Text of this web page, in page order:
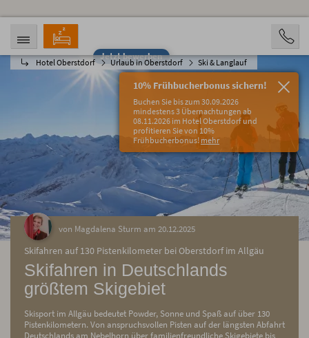
Jetzt bewerben
Hotel Oberstdorf Urlaub in Oberstdorf Ski & Langlauf
10% Frühbucherbonus sichern!
Buchen Sie bis zum 30.09.2026
mindestens 3 Übernachtungen ab
08.11.2026 im Hotel Oberstdorf und
profitieren Sie von 10%
Frühbucherbonus! mehr
ANREISE ABREISE
14.08.2026
BUCHEN
von Magdalena Sturm am 20.12.2025
Skifahren auf 130 Pistenkilometer bei Oberstdorf im Allgäu
Skifahren in Deutschlands
größtem Skigebiet
Skisport im Allgäu bedeutet Powder, Sonne und Spaß auf über 130
Pistenkilometern. Von anspruchsvollen Pisten auf der längsten Abfahrt